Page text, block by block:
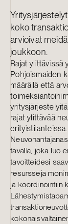
koko
arvioivat
joukkoon.
Rajat ylittävissä
Pohjoismaiden
määrällä että
rajat ylittävää
erityistilanteissa.
tavalla, joka luo
tavoitteidesi
resursseja
ja koordinointiin